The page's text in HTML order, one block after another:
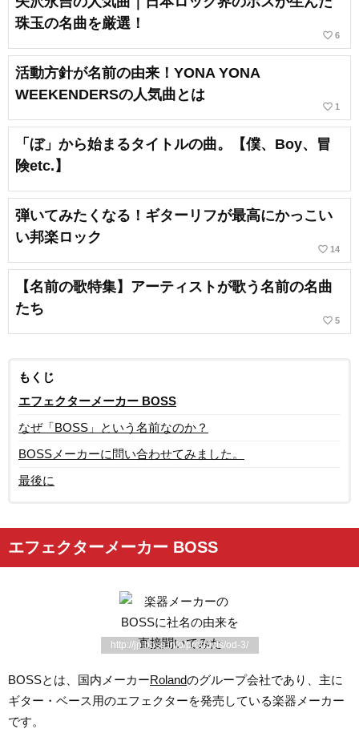
珠玉の名曲を厳選！
favorite_border 6
活動方針が名前の由来！YONA YONA
WEEKENDERSの人気曲とは
favorite_border 1
「ぼ」から始まるタイトルの曲。【僕、Boy、冒
険etc.】
弾いてみたくなる！ギターリフが最高にかっこい
い邦楽ロック
favorite_border 14
【名前の歌特集】アーティストが歌う名前の名曲
たち
favorite_border 5
もくじ
エフェクターメーカー BOSS
なぜ「BOSS」という名前なのか？
BOSSメーカーに問い合わせてみました。
最後に
エフェクターメーカー BOSS
http://jp.boss.info/products/od-3/
BOSSとは、国内メーカーRolandのグループ会社であり、主に
ギター・ベース用のエフェクターを発売している楽器メーカー
です。